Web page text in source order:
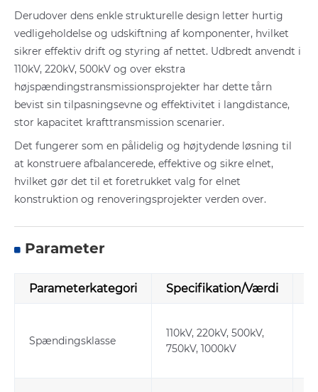
Derudover dens enkle strukturelle design letter hurtig
vedligeholdelse og udskiftning af komponenter, hvilket
sikrer effektiv drift og styring af nettet. Udbredt anvendt i
110kV, 220kV, 500kV og over ekstra
højspændingstransmissionsprojekter har dette tårn
bevist sin tilpasningsevne og effektivitet i langdistance,
stor kapacitet krafttransmission scenarier.
Det fungerer som en pålidelig og højtydende løsning til
at konstruere afbalancerede, effektive og sikre elnet,
hvilket gør det til et foretrukket valg for elnet
konstruktion og renoveringsprojekter verden over.
Parameter
Parameterkategori Specifikation/Værdi
Spændingsklasse
110kV, 220kV, 500kV,
750kV, 1000kV